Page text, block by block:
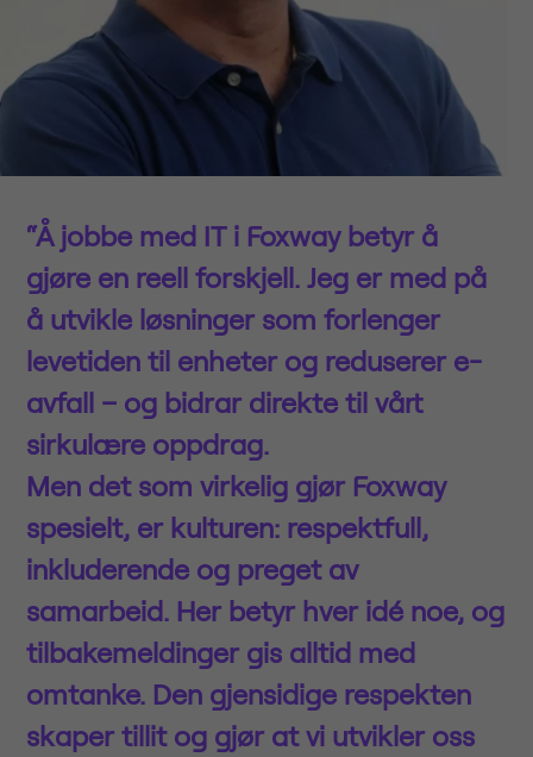
“Å jobbe med IT i Foxway betyr å
gjøre en reell forskjell. Jeg er med på
å utvikle løsninger som forlenger
levetiden til enheter og reduserer e-
avfall – og bidrar direkte til vårt
sirkulære oppdrag.
Men det som virkelig gjør Foxway
spesielt, er kulturen: respektfull,
inkluderende og preget av
samarbeid. Her betyr hver idé noe, og
tilbakemeldinger gis alltid med
omtanke. Den gjensidige respekten
skaper tillit og gjør at vi utvikler oss